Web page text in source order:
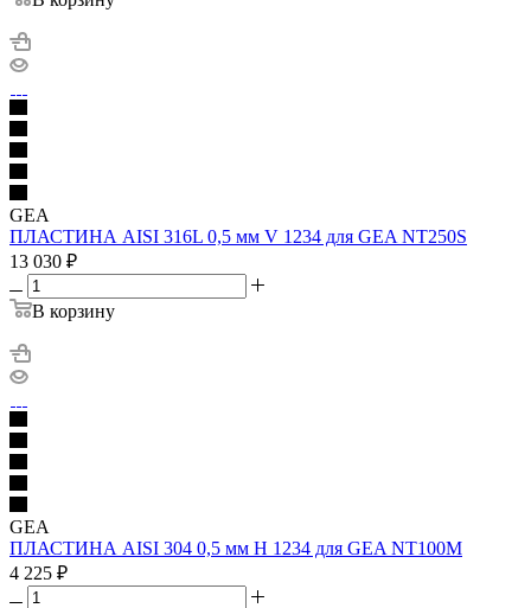
GEA
ПЛАСТИНА AISI 316L 0,5 мм V 1234 для GEA NT250S
13 030 ₽
В корзину
GEA
ПЛАСТИНА AISI 304 0,5 мм H 1234 для GEA NT100M
4 225 ₽